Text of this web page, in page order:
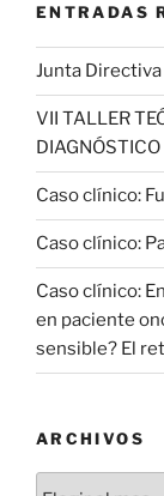
ENTRADAS
Junta
VII TALLER
Caso clínico:
Caso clínico:
Caso clínico:
en paciente
sensible? El
ARCHIVOS